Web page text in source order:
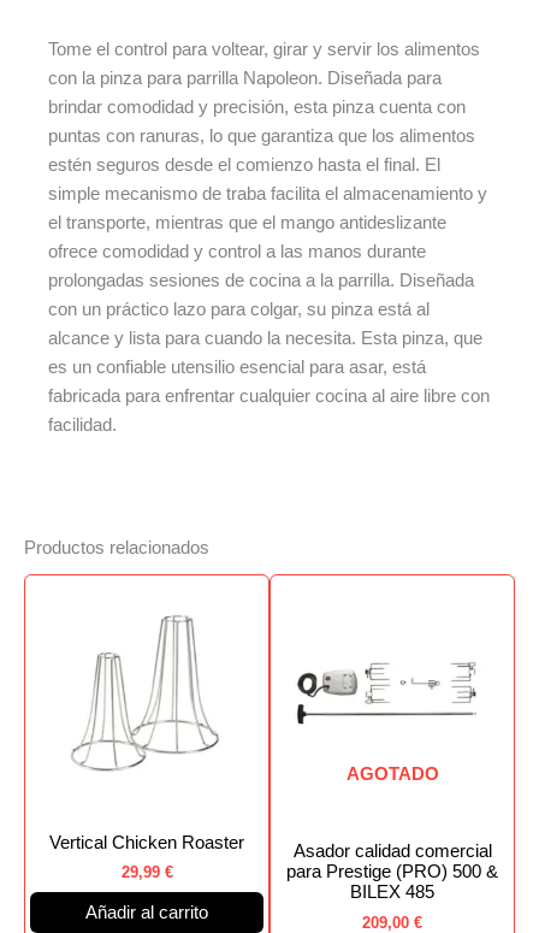
Tome el control para voltear, girar y servir los alimentos
con la pinza para parrilla Napoleon. Diseñada para
brindar comodidad y precisión, esta pinza cuenta con
puntas con ranuras, lo que garantiza que los alimentos
estén seguros desde el comienzo hasta el final. El
simple mecanismo de traba facilita el almacenamiento y
el transporte, mientras que el mango antideslizante
ofrece comodidad y control a las manos durante
prolongadas sesiones de cocina a la parrilla. Diseñada
con un práctico lazo para colgar, su pinza está al
alcance y lista para cuando la necesita. Esta pinza, que
es un confiable utensilio esencial para asar, está
fabricada para enfrentar cualquier cocina al aire libre con
facilidad.
Productos relacionados
Vertical Chicken Roaster
29,99 €
Añadir al carrito
AGOTADO
Asador calidad comercial
para Prestige (PRO) 500 &
BILEX 485
209,00 €